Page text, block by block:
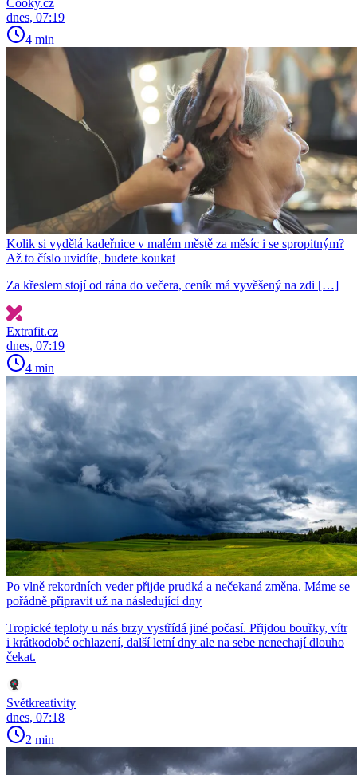
Cooky.cz
dnes, 07:19
4 min
Kolik si vydělá kadeřnice v malém městě za měsíc i se spropitným?
Až to číslo uvidíte, budete koukat
Za křeslem stojí od rána do večera, ceník má vyvěšený na zdi […]
Extrafit.cz
dnes, 07:19
4 min
Po vlně rekordních veder přijde prudká a nečekaná změna. Máme se
pořádně připravit už na následující dny
Tropické teploty u nás brzy vystřídá jiné počasí. Přijdou bouřky, vítr
i krátkodobé ochlazení, další letní dny ale na sebe nenechají dlouho
čekat.
Světkreativity
dnes, 07:18
2 min